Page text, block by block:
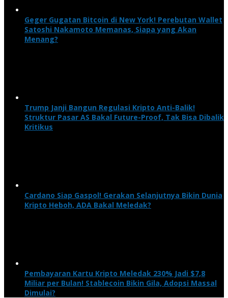
Geger Gugatan Bitcoin di New York! Perebutan Wallet
Satoshi Nakamoto Memanas, Siapa yang Akan
Menang?
Trump Janji Bangun Regulasi Kripto Anti-Balik!
Struktur Pasar AS Bakal Future-Proof, Tak Bisa Dibalik
Kritikus
Cardano Siap Gaspol! Gerakan Selanjutnya Bikin Dunia
Kripto Heboh, ADA Bakal Meledak?
Pembayaran Kartu Kripto Meledak 230% Jadi $7,8
Miliar per Bulan! Stablecoin Bikin Gila, Adopsi Massal
Dimulai?